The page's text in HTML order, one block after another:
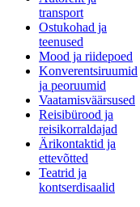
transport
Ostukohad ja
teenused
Mood ja riidepoed
Konverentsiruumid
ja peoruumid
Vaatamisväärsused
Reisibürood ja
reisikorraldajad
Ärikontaktid ja
ettevõtted
Teatrid ja
kontserdisaalid